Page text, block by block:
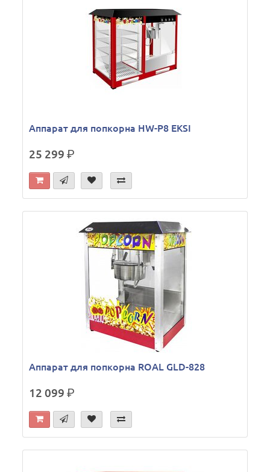
Аппарат для попкорна HW-P8 EKSI
25 299р.
Аппарат для попкорна ROAL GLD-828
12 099р.